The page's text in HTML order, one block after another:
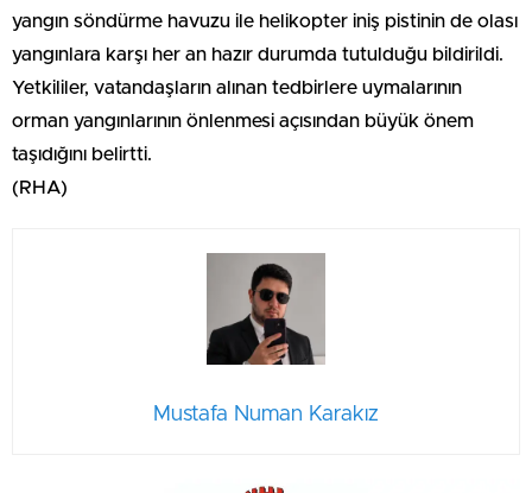
yangın söndürme havuzu ile helikopter iniş pistinin de olası
yangınlara karşı her an hazır durumda tutulduğu bildirildi.
Yetkililer, vatandaşların alınan tedbirlere uymalarının
orman yangınlarının önlenmesi açısından büyük önem
taşıdığını belirtti.
(RHA)
Mustafa Numan Karakız